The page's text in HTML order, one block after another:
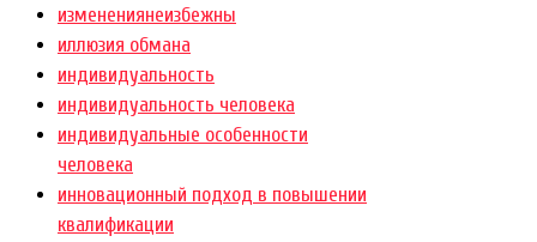
изменениянеизбежны
иллюзия обмана
индивидуальность
индивидуальность человека
индивидуальные особенности
человека
инновационный подход в повышении
квалификации